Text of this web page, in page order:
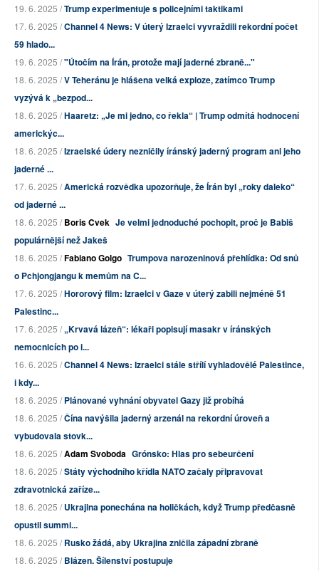
19. 6. 2025 /Trump experimentuje s policejními taktikami
17. 6. 2025 /Channel 4 News: V úterý Izraelci vyvraždili rekordní počet
59 hlado...
19. 6. 2025 /"Útočím na Írán, protože mají jaderné zbraně..."
18. 6. 2025 /V Teheránu je hlášena velká exploze, zatímco Trump
vyzývá k „bezpod...
18. 6. 2025 /Haaretz: „Je mi jedno, co řekla“ | Trump odmítá hodnocení
americkýc...
18. 6. 2025 /Izraelské údery nezničily íránský jaderný program ani jeho
jaderné ...
17. 6. 2025 /Americká rozvědka upozorňuje, že Írán byl „roky daleko“
od jaderné ...
18. 6. 2025 /Boris Cvek Je velmi jednoduché pochopit, proč je Babiš
populárnější než Jakeš
18. 6. 2025 /Fabiano Golgo Trumpova narozeninová přehlídka: Od snů
o Pchjongjangu k memům na C...
17. 6. 2025 /Hororový film: Izraelci v Gaze v úterý zabili nejméně 51
Palestinc...
17. 6. 2025 /„Krvavá lázeň“: lékaři popisují masakr v íránských
nemocnicích po i...
16. 6. 2025 /Channel 4 News: Izraelci stále střílí vyhladovělé Palestince,
i kdy...
18. 6. 2025 /Plánované vyhnání obyvatel Gazy již probíhá
18. 6. 2025 /Čína navýšila jaderný arzenál na rekordní úroveň a
vybudovala stovk...
18. 6. 2025 /Adam Svoboda Grónsko: Hlas pro sebeurčení
18. 6. 2025 /Státy východního křídla NATO začaly připravovat
zdravotnická zaříze...
18. 6. 2025 /Ukrajina ponechána na holičkách, když Trump předčasně
opustil summi...
18. 6. 2025 /Rusko žádá, aby Ukrajina zničila západní zbraně
18. 6. 2025 /Blázen. Šílenství postupuje